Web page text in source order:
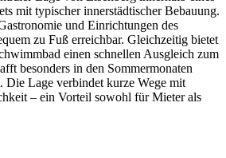
mit typischer innerstädtischer Bebauung.
und Einrichtungen des
zu Fuß erreichbar. Gleichzeitig bietet
einen schnellen Ausgleich zum
besonders in den Sommermonaten
Die Lage verbindet kurze Wege mit
– ein Vorteil sowohl für Mieter als